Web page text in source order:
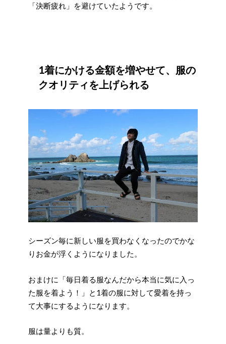
「決断疲れ」を避けていたようです。
1着にかける金額を増やせて、服の
クオリティを上げられる
シーズン毎に新しい服を買わなくなったのでかな
りお金が浮くようになりました。
おまけに「毎日着る服なんだから本当に気に入っ
た服を着よう！」と1着の服に対して愛着を持っ
て大事にするようになります。
服は量よりも質。